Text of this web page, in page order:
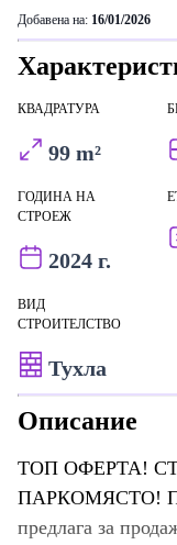
Добавена на: 16/01/2026
КВАДРАТУРА
99 m²
ГОДИНА НА
СТРОЕЖ
2024 г.
ВИД
СТРОИТЕЛСТВО
Тухла
Описание
ТОП ОФЕРТА!
ПАРКОМЯСТО!
предлага за